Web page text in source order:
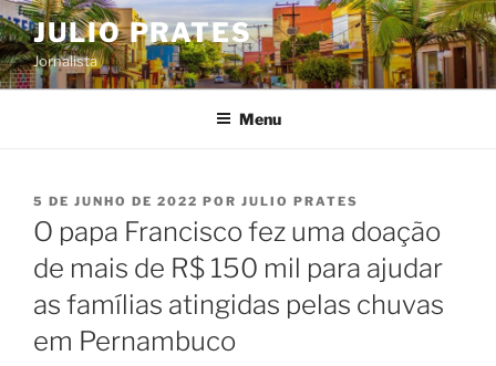
Pular
para
o
conteúdo
JULIO PRATES
Jornalista
Menu
PUBLICADO
EM
5 DE JUNHO DE 2022 POR JULIO PRATES
O papa Francisco fez uma doação
de mais de R$ 150 mil para ajudar
as famílias atingidas pelas chuvas
em Pernambuco